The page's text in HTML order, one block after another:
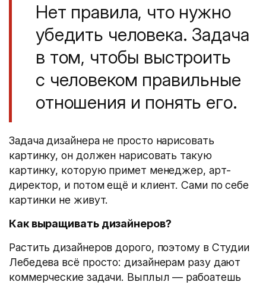
Нет правила, что нужно
убедить человека. Задача
в том, чтобы выстроить
с человеком правильные
отношения и понять его.
Задача дизайнера не просто нарисовать
картинку, он должен нарисовать такую
картинку, которую примет менеджер, арт-
директор, и потом ещё и клиент. Сами по себе
картинки не живут.
Как выращивать дизайнеров?
Растить дизайнеров дорого, поэтому в Студии
Лебедева всё просто: дизайнерам разу дают
коммерческие задачи. Выплыл — рабоатешь